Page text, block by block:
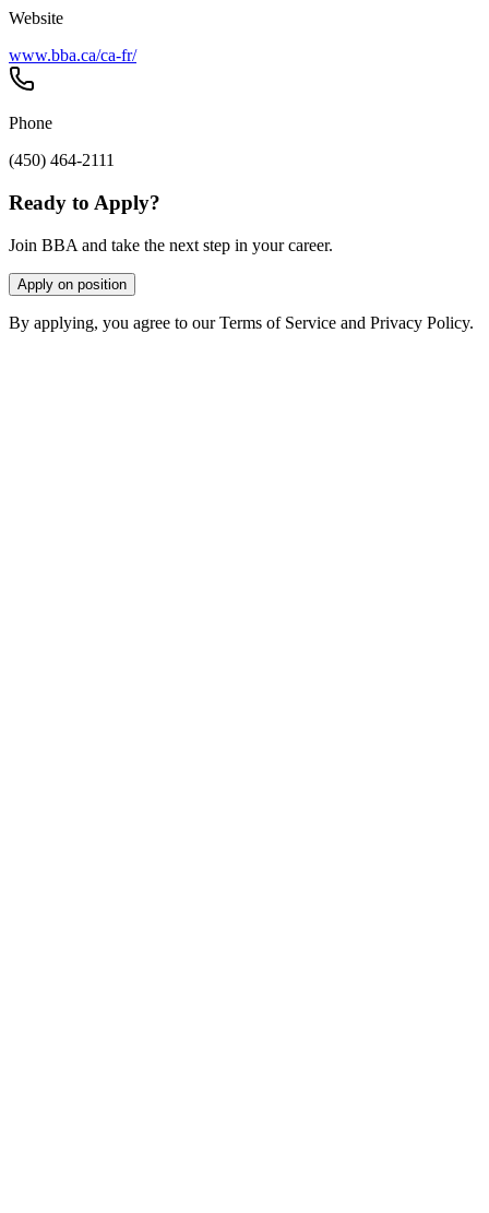
Website
www.bba.ca/ca-fr/
Phone
(450) 464-2111
Ready to Apply?
Join BBA and take the next step in your career.
Apply on position
By applying, you agree to our Terms of Service and Privacy Policy.